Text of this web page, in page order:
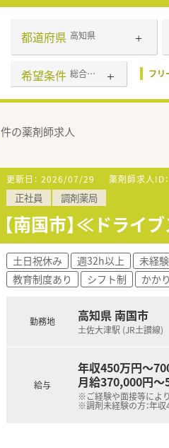
都道府県 高知県
希望条件 総合科目 フリ
件の薬剤師求人
更新日： 2026/07/29 薬剤師求人ID：
正社員 調剤薬局
【南国市】≪ドライ
土日祝休み 週32h以上 未経
教育制度あり
シフト制 かか
勤務地 高知県 南国市
土佐大津駅 (JR土讃線)
給与
年収450万円～
月給370,000円～
※ご経験や面接等によ
※調剤未経験の方：年